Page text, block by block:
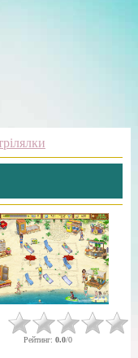
Рейтинг: 0.0/0